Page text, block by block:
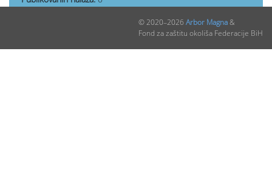
© 2020–2026 Arbor Magna&
Fond za zaštitu okoliša Federacije BiH